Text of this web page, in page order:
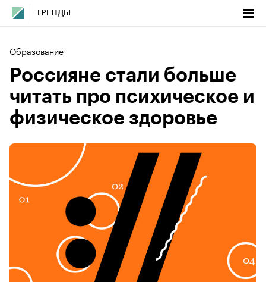
ТРЕНДЫ
Образование
Россияне стали больше
читать про психическое и
физическое здоровье